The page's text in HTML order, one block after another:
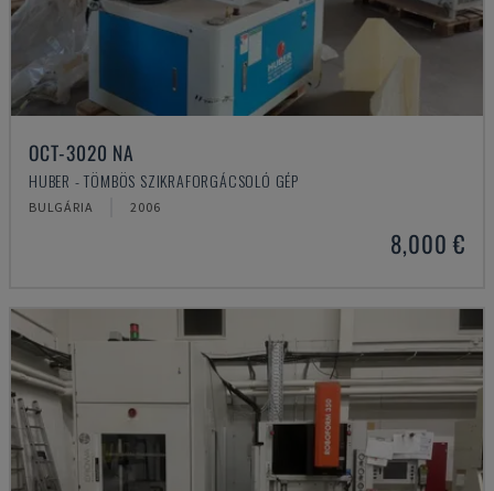
OCT-3020 NA
HUBER - TÖMBÖS SZIKRAFORGÁCSOLÓ GÉP
BULGÁRIA 2006
8,000 €